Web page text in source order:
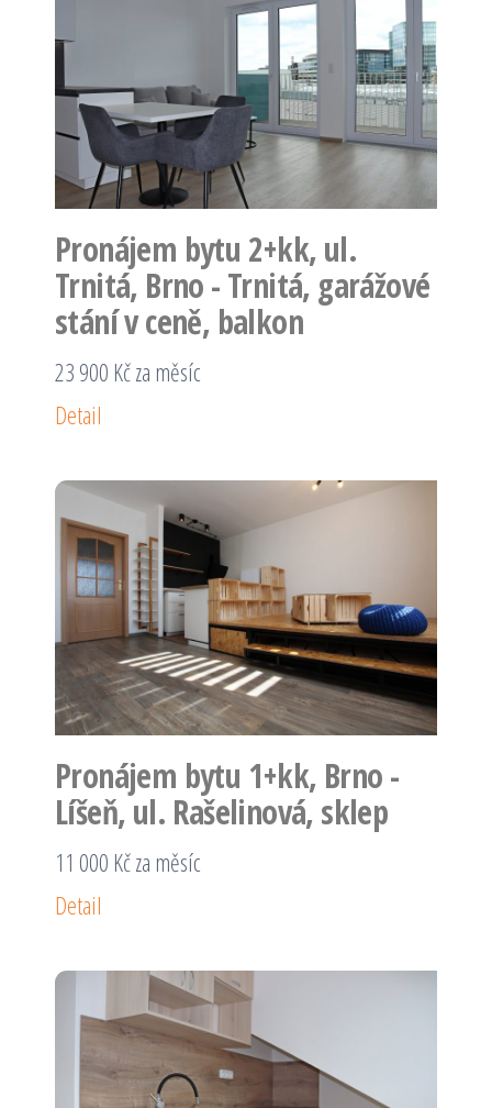
Pronájem bytu 2+kk, ul.
Trnitá, Brno - Trnitá, garážové
stání v ceně, balkon
23 900 Kč za měsíc
Detail
Pronájem bytu 1+kk, Brno -
Líšeň, ul. Rašelinová, sklep
11 000 Kč za měsíc
Detail